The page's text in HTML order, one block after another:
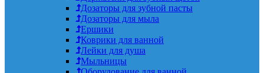
Дозаторы для зубной пасты
Дозаторы для мыла
Ершики
Коврики для ванной
Лейки для душа
Мыльницы